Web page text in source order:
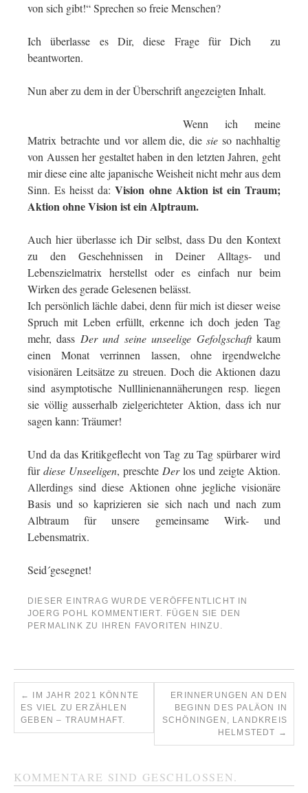
von sich gibt!“ Sprechen so freie Menschen?
Ich überlasse es Dir, diese Frage für Dich zu
beantworten.
Nun aber zu dem in der Überschrift angezeigten Inhalt.
Wenn ich meine
Matrix betrachte und vor allem die, die sie so nachhaltig
von Aussen her gestaltet haben in den letzten Jahren, geht
mir diese eine alte japanische Weisheit nicht mehr aus dem
Sinn. Es heisst da:Vision ohne Aktion ist ein Traum;
Aktion ohne Vision ist ein Alptraum.
Auch hier überlasse ich Dir selbst, dass Du den Kontext
zu den Geschehnissen in Deiner Alltags- und
Lebenszielmatrix herstellst oder es einfach nur beim
Wirken des gerade Gelesenen belässt.
Ich persönlich lächle dabei, denn für mich ist dieser weise
Spruch mit Leben erfüllt, erkenne ich doch jeden Tag
mehr, dass Der und seine unseelige Gefolgschaftkaum
einen Monat verrinnen lassen, ohne irgendwelche
visionären Leitsätze zu streuen. Doch die Aktionen dazu
sind asymptotische Nulllinienannäherungen resp. liegen
sie völlig ausserhalb zielgerichteter Aktion, dass ich nur
sagen kann: Träumer!
Und da das Kritikgeflecht von Tag zu Tag spürbarer wird
fürdiese Unseeligen, preschte Derlos und zeigte Aktion.
Allerdings sind diese Aktionen ohne jegliche visionäre
Basis und so kaprizieren sie sich nach und nach zum
Albtraum für unsere gemeinsame Wirk- und
Lebensmatrix.
Seid´gesegnet!
DIESER EINTRAG WURDE VERÖFFENTLICHT IN
JOERG POHL KOMMENTIERT. FÜGEN SIE DEN
PERMALINK ZU IHREN FAVORITEN HINZU.
←
IM JAHR 2021 KÖNNTE
ES VIEL ZU ERZÄHLEN
GEBEN – TRAUMHAFT.
ERINNERUNGEN AN DEN
BEGINN DES PALÄON IN
SCHÖNINGEN, LANDKREIS
HELMSTEDT →
KOMMENTARE SIND GESCHLOSSEN.